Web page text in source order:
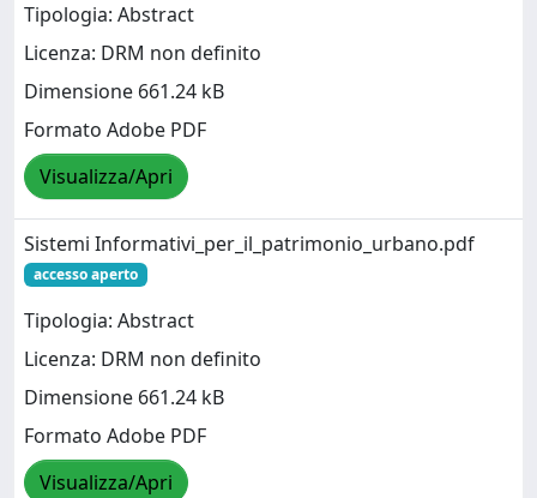
Tipologia: Abstract
Licenza: DRM non definito
Dimensione 661.24 kB
Formato Adobe PDF
Visualizza/Apri
Sistemi Informativi_per_il_patrimonio_urbano.pdf
accesso aperto
Tipologia: Abstract
Licenza: DRM non definito
Dimensione 661.24 kB
Formato Adobe PDF
Visualizza/Apri